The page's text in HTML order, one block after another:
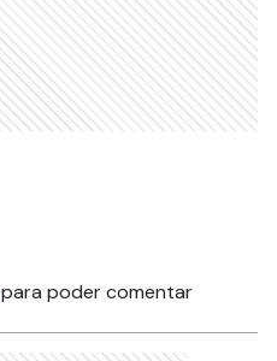
para poder comentar